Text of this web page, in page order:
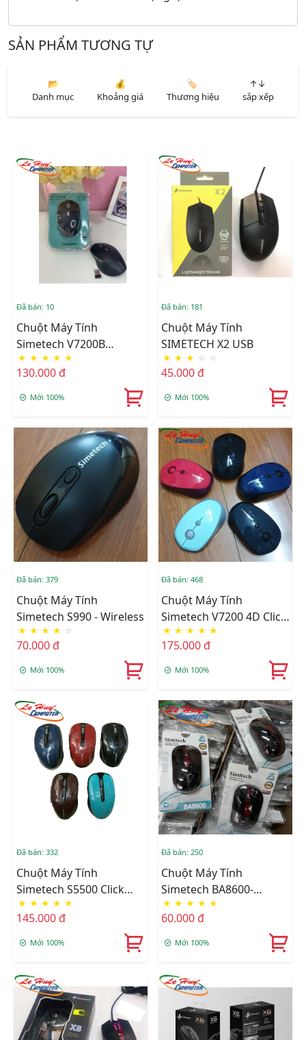
SẢN PHẨM TƯƠNG TỰ
📂
Danh mục
💰
Khoảng giá
🏷️
Thương hiệu
↑↓
sắp xếp
Đã bán: 10
Chuột Máy Tính
Simetech V7200B
Bluetooth 3.0- 5.0 +
Wireless Đa Năng(
Mouse 6 Nút+ Croll Kim
★ ★ ★ ★ ★
130.000 đ
Mới 100%
Đã bán: 181
Chuột Máy Tính
SIMETECH X2 USB
★ ★ ★ ☆ ☆
45.000 đ
Mới 100%
Đã bán: 379
Chuột Máy Tính
Simetech S990 - Wireless
★ ★ ★ ★ ☆
70.000 đ
Mới 100%
Đã bán: 468
Chuột Máy Tính
Simetech V7200 4D Click
Silent Pin Sạc Có Công
Tắc On/off
★ ★ ★ ★ ★
175.000 đ
Mới 100%
Đã bán: 332
Chuột Máy Tính
Simetech S5500 Click
Silent 6D
★ ★ ★ ★ ★
145.000 đ
Mới 100%
Đã bán: 250
Chuột Máy Tính
Simetech BA8600-
Wireless
★ ★ ★ ★ ★
60.000 đ
Mới 100%